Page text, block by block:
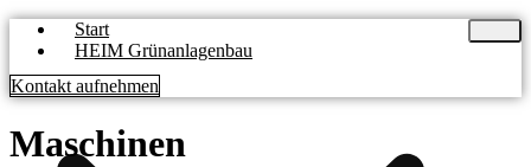
Start
HEIM Grünanlagenbau
Kontakt aufnehmen
Maschinen